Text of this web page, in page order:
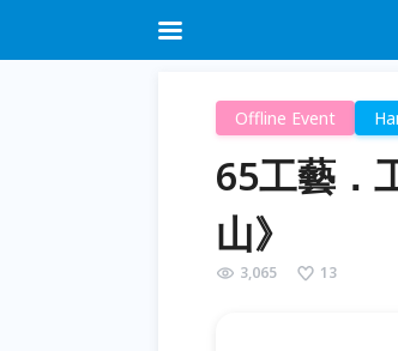
Offline Event
65工藝．
山》
3,065 13